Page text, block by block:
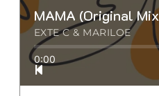
MAMA (Original
EXTE C & MARILOE
0:00